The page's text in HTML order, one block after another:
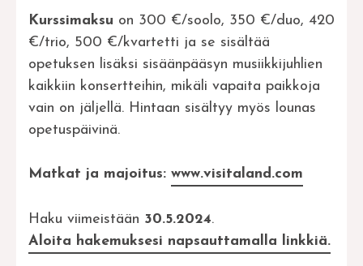
Kurssimaksu on 300 €/soolo, 350 €/duo, 420
€/trio, 500 €/kvartetti ja se sisältää
opetuksen lisäksi sisäänpääsyn musiikkijuhlien
kaikkiin konsertteihin, mikäli vapaita paikkoja
vain on jäljellä. Hintaan sisältyy myös lounas
opetuspäivinä.
Matkat ja majoitus: www.visitaland.com
Haku viimeistään 30.5.2024.
Aloita hakemuksesi napsauttamalla linkkiä.